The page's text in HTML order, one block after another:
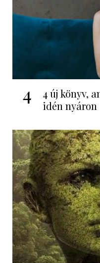
4
4 új könyv,
idén nyáron